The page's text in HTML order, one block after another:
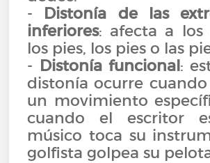
- Distonía de las
inferiores: afecta a los
los pies, los pies o las
- Distonía funcional:
distonía ocurre cuando
un movimiento
cuando el escritor
músico toca su
golfista golpea su